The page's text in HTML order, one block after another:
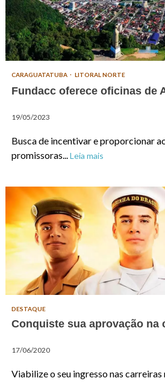
CARAGUATATUBA LITORAL NORTE
Fundacc oferece oficinas de
19/05/2023
Busca de incentivar e proporcionar
promissoras...Leia mais
DESTAQUE
Conquiste sua aprovação na
17/06/2020
Viabilize o seu ingresso nas carreiras